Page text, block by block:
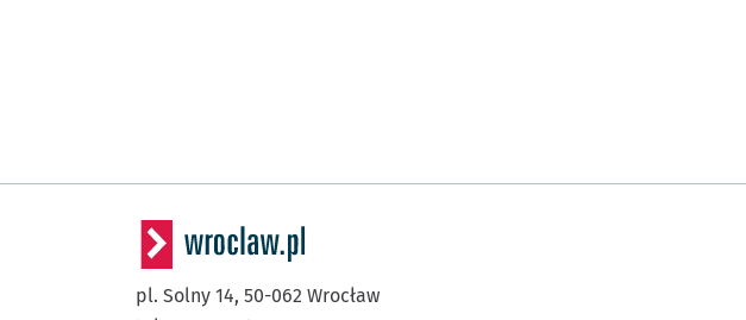
pl. Solny 14, 50-062 Wrocław